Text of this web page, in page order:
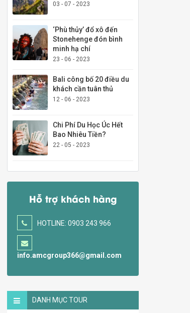
03 - 07 - 2023
‘Phù thủy’ đổ xô đến
Stonehenge đón bình
minh hạ chí
23 - 06 - 2023
Bali công bố 20 điều du
khách cần tuân thủ
12 - 06 - 2023
Chi Phí Du Học Úc Hết
Bao Nhiêu Tiền?
22 - 05 - 2023
Hỗ trợ khách hàng
HOTLINE: 0903 243 966
info.amcgroup366@gmail.com
DANH MỤC TOUR